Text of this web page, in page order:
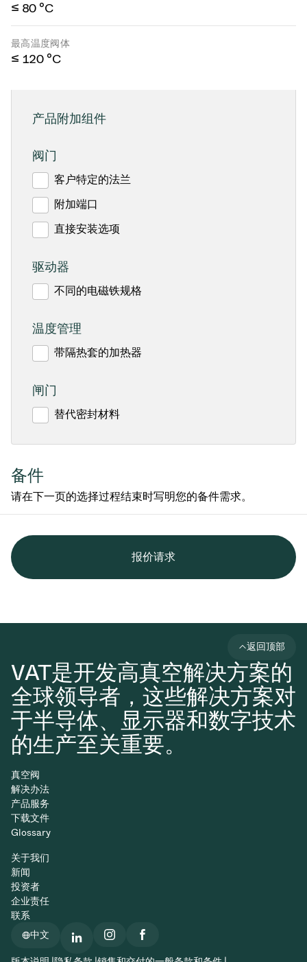
≤ 80 °C
最高温度阀体
≤ 120 °C
产品附加组件
阀门
客户特定的法兰
附加端口
直接安装选项
驱动器
不同的电磁铁规格
温度管理
带隔热套的加热器
闸门
替代密封材料
备件
请在下一页的选择过程结束时写明您的备件需求。
报价请求
VAT是开发高真空解决方案的
全球领导者，这些解决方案对
于半导体、显示器和数字技术
的生产至关重要。
返回顶部
真空阀
解决办法
产品服务
下载文件
Glossary
关于我们
新闻
投资者
企业责任
联系
中文